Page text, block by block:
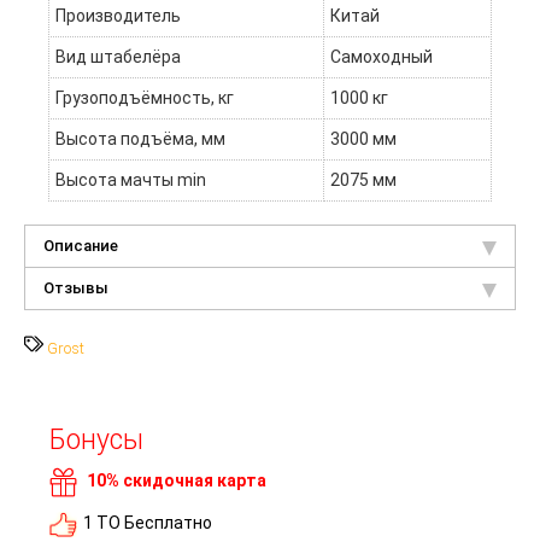
Производитель Китай
Вид штабелёра Самоходный
Грузоподъёмность, кг 1000 кг
Высота подъёма, мм 3000 мм
Высота мачты min 2075 мм
Описание
Отзывы
Grost
Бонусы
10% скидочная карта
1 ТО Бесплатно